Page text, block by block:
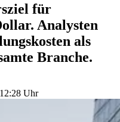
für
Analysten
als
Branche.
Uhr